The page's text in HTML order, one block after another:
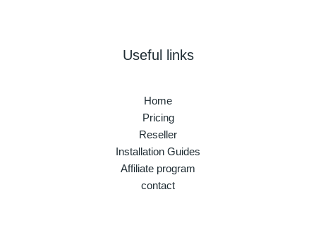
Useful links
Home
Pricing
Reseller
Installation Guides
Affiliate program
contact